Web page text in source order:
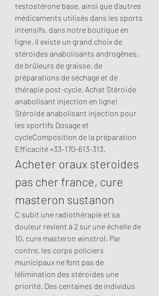
testostérone base, ainsi que d’autres
médicaments utilisés dans les sports
intensifs, dans notre boutique en
ligne. Il existe un grand choix de
stéroïdes anabolisants androgènes,
de brûleurs de graisse, de
préparations de séchage et de
thérapie post-cycle. Achat Stéroïde
anabolisant injection en ligne!
Stéroïde anabolisant injection pour
les sportifs Dosage et
cycle️Composition de la préparation ️
Efficacité +33-170-613-313.
Acheter oraux steroides
pas cher france, cure
masteron sustanon
C subit une radiothérapie et sa
douleur revient à 2 sur une échelle de
10, cure masteron winstrol. Par
contre, les corps policiers
municipaux ne font pas de
lélimination des stéroïdes une
priorité. Des centaines de individus